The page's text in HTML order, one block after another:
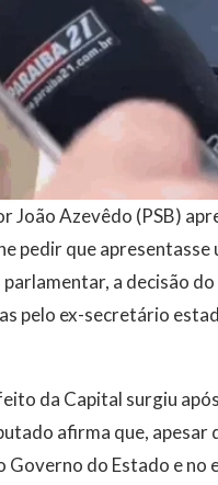
Azevêdo (PSB)
pedir que apresentasse
a decisão
pelo ex-secretário
da Capital surgiu
afirma que, apesar
do Estado e no